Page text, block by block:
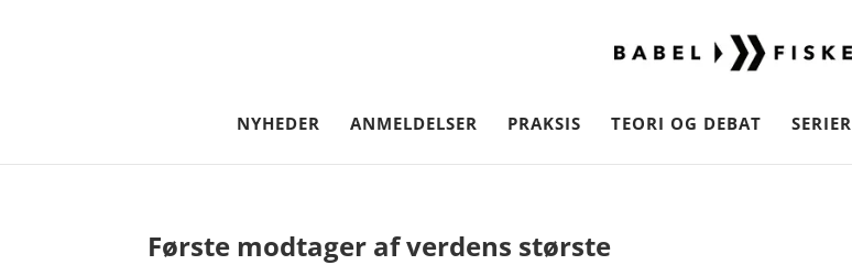
NYHEDER ANMELDELSER PRAKSIS TEORI OG DEBAT SERIER
Første modtager af verdens største